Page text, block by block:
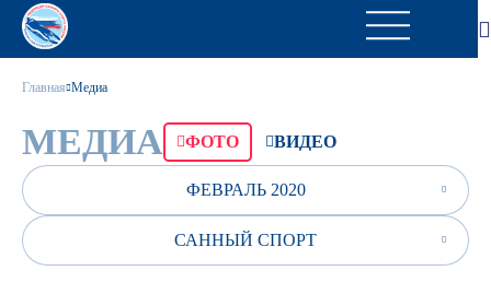
Главная Медиа
МЕДИА ФОТО ВИДЕО
ФЕВРАЛЬ 2020
САННЫЙ СПОРТ